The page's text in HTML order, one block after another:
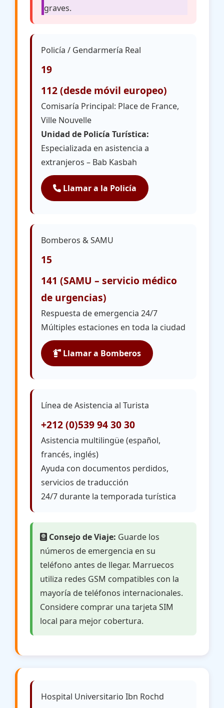
graves.
Policía / Gendarmería Real
19
112 (desde móvil europeo)
Comisaría Principal: Place de France,
Ville Nouvelle
Unidad de Policía Turística:
Especializada en asistencia a
extranjeros – Bab Kasbah
Llamar a la Policía
Bomberos & SAMU
15
141 (SAMU – servicio médico
de urgencias)
Respuesta de emergencia 24/7
Múltiples estaciones en toda la ciudad
Llamar a Bomberos
Línea de Asistencia al Turista
+212 (0)539 94 30 30
Asistencia multilingüe (español,
francés, inglés)
Ayuda con documentos perdidos,
servicios de traducción
24/7 durante la temporada turística
Consejo de Viaje: Guarde los
números de emergencia en su
teléfono antes de llegar. Marruecos
utiliza redes GSM compatibles con la
mayoría de teléfonos internacionales.
Considere comprar una tarjeta SIM
local para mejor cobertura.
Hospital Universitario Ibn Rochd